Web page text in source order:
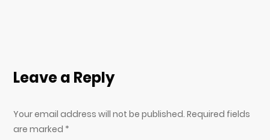
Leave a Reply
Your email address will not be published. Required fields
are marked *